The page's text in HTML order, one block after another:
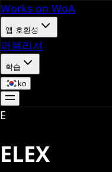
Works on WoA
앱 호환성
퍼블리셔
학습
ko
E
ELEX